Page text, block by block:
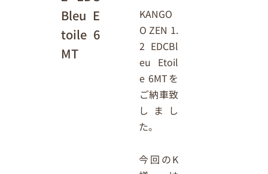
Bleu E
toile 6
MT
KANGO
O ZEN 1.
2 EDCBl
eu Etoil
e 6MTを
ご納車致
しまし
た。
今回のK